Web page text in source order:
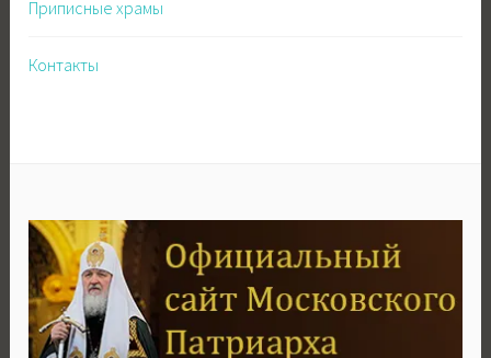
Приписные храмы
Контакты